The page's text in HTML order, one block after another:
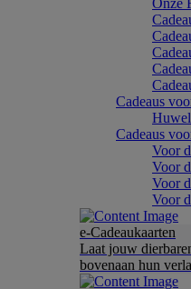
Onze
Cadeaus
Cadeaus
Voor
Voor
Voor
Voor
e-Cadeaukaarten
Laat jouw
bovenaan hun